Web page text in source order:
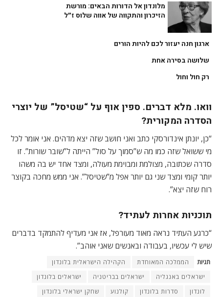
מלונדון אל הדורות הבאים: מורשת
הזיכרון והתקווה של אווה שלוס ז״ל
ארגון חנה יעזור לכם להיות הורים
שלושה בסירה אחת
רק חול וחול
וואו. מלא דברים. ספין אוף על “שטיסל” של יוצרי
הסדרה המקורית?
“כן, יונתן אינדורסקי כתב ואני חושב שזה יצא מדהים. אני אומר לכל
מי ששואל שזה כמו מה ש”סמוך על סול” הייתה ל”שובר שורות”. זו
סדרה שכתובה, מצולמת ומבוימת מעולה, ומצד אחד יש בה משהו
יותר קומי ומצד שני גם יותר אפל מ”שטיסל”. אני ממש מחכה בקוצר
רוח שזה יצא”.
תוכניות אחרות לעתיד?
“כרגע העתיד נראה מאוד מעורפל, אז אני מעדיף להתמקד בדברים
שיש לי עכשיו, בעבודה ובאנשים שאני אוהב”.
תגיות הממלכה המאוחדת
הקהילה הישראלית בלונדון
ישראלים באנגליה
ישראלים בבריטניה
ישראלים בלונדון
לונדון
סדרות בלונדון קולנוע שחקן ישראלי בלונדון